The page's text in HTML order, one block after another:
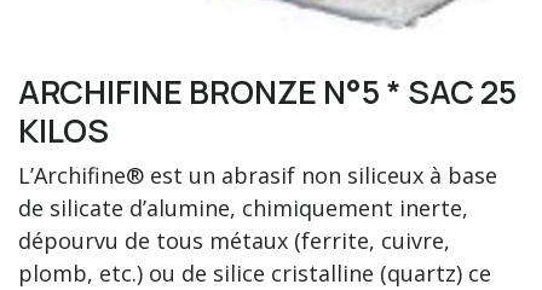
ARCHIFINE BRONZE N°5 * SAC 25
KILOS
L’Archifine® est un abrasif non siliceux à base
de silicate d’alumine, chimiquement inerte,
dépourvu de tous métaux (ferrite, cuivre,
plomb, etc.) ou de silice cristalline (quartz) ce